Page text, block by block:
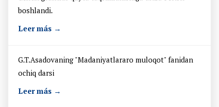
boshlandi.
Leer más →
G.T.Asadovaning "Madaniyatlararo muloqot" fanidan
ochiq darsi
Leer más →